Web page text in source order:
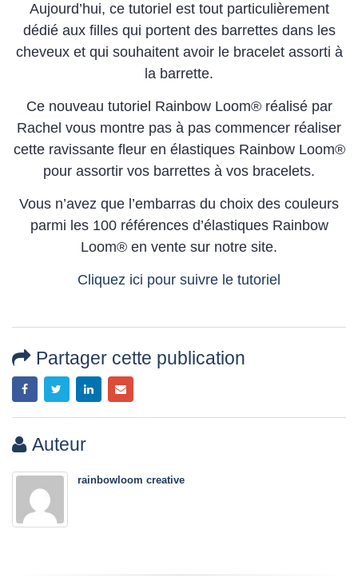
Aujourd’hui, ce tutoriel est tout particulièrement
dédié aux filles qui portent des barrettes dans les
cheveux et qui souhaitent avoir le bracelet assorti à
la barrette.
Ce nouveau tutoriel Rainbow Loom® réalisé par
Rachel vous montre pas à pas commencer réaliser
cette ravissante fleur en élastiques Rainbow Loom®
pour assortir vos barrettes à vos bracelets.
Vous n’avez que l’embarras du choix des couleurs
parmi les 100 références d’élastiques Rainbow
Loom® en vente sur notre site.
Cliquez ici pour suivre le tutoriel
Partager cette publication
Auteur
rainbowloom creative